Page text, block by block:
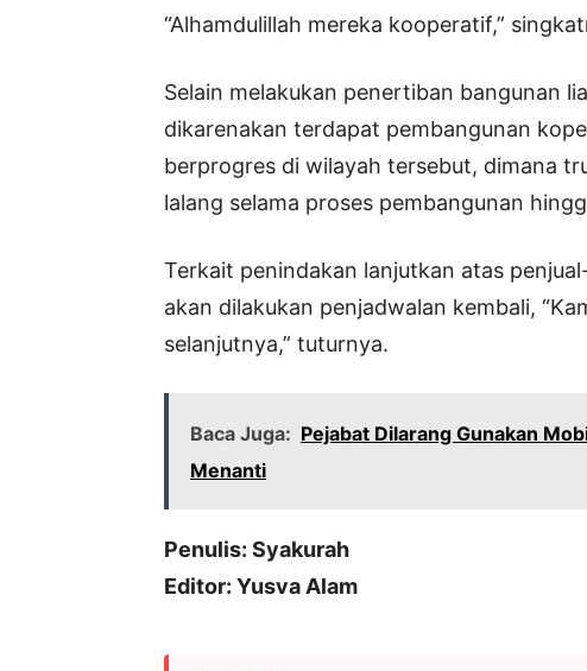
“Alhamdulillah mereka kooperatif,”
Selain melakukan penertiban bangunan
dikarenakan terdapat pembangunan
berprogres di wilayah tersebut, dimana
lalang selama proses pembangunan
Terkait penindakan lanjutkan atas
akan dilakukan penjadwalan kembali,
selanjutnya,” tuturnya.
Baca Juga: Pejabat Dilarang Gunakan
Menanti
Penulis: Syakurah
Editor: Yusva Alam